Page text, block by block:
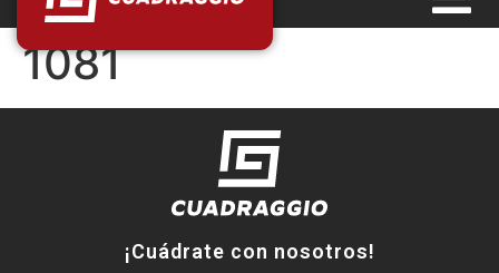
1081
¡Cuádrate con nosotros!